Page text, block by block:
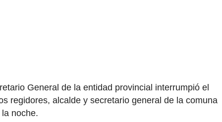
General de la entidad provincial interrumpió el
regidores, alcalde y secretario general de la comuna
noche.